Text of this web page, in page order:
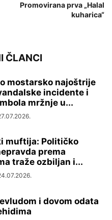
Promovirana prva „Halal
kuharica“
ČLANCI
mostarsko najoštrije
incidente i
mržnje u...
muftija: Političko
prema
traže ozbiljan i...
i dovom odata